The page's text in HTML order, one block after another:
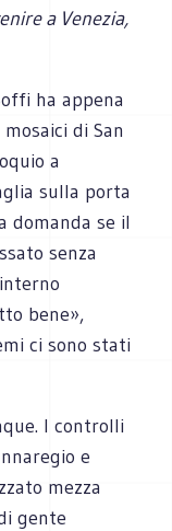
a Venezia,
ha appena
di San
a
sulla porta
domanda se il
senza
bene»,
ci sono stati
I controlli
e
mezza
gente